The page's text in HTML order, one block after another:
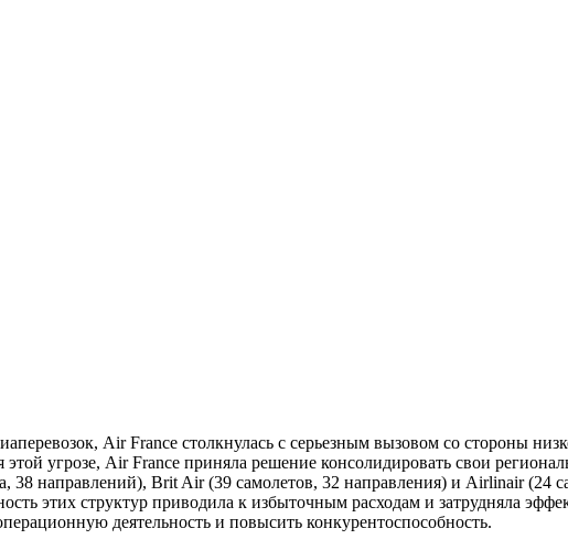
Air France столкнулась с серьезным вызовом со стороны
угрозе, Air France приняла решение консолидировать свои
38 направлений), Brit Air (39 самолетов, 32 направления) и Airlinair (24
этих структур приводила к избыточным расходам и затрудняла
деятельность и повысить конкурентоспособность.